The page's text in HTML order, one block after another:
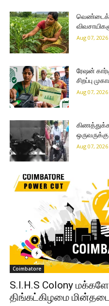
Aug 07, 2026
ரேஷன்
சிறப்பு
Aug 07, 2026
Aug 07, 2026
Coimbatore
S.I.H.S Colony
திங்கட்கிழமை